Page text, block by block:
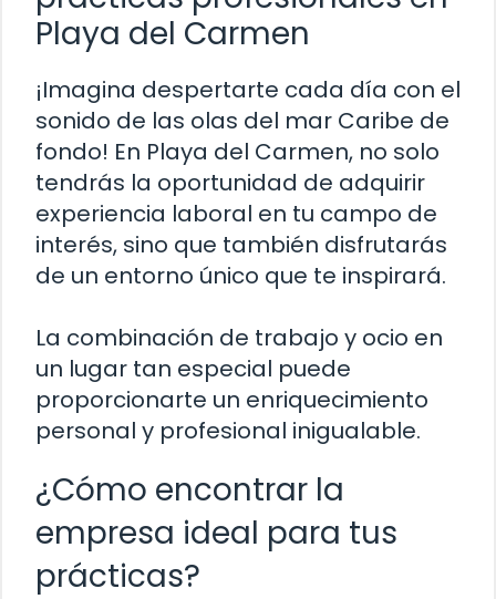
Playa del Carmen
¡Imagina despertarte cada día con el
sonido de las olas del mar Caribe de
fondo! En Playa del Carmen, no solo
tendrás la oportunidad de adquirir
experiencia laboral en tu campo de
interés, sino que también disfrutarás
de un entorno único que te inspirará.
La combinación de trabajo y ocio en
un lugar tan especial puede
proporcionarte un enriquecimiento
personal y profesional inigualable.
¿Cómo encontrar la
empresa ideal para tus
prácticas?